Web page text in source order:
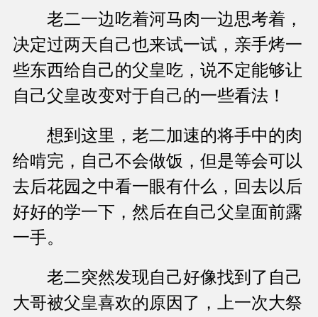
老二一边吃着河马肉一边思考着，
决定过两天自己也来试一试，亲手烤一
些东西给自己的父皇吃，说不定能够让
自己父皇改变对于自己的一些看法！
想到这里，老二加速的将手中的肉
给啃完，自己不会做饭，但是等会可以
去后花园之中看一眼有什么，回去以后
好好的学一下，然后在自己父皇面前露
一手。
老二突然发现自己好像找到了自己
大哥被父皇喜欢的原因了，上一次大祭